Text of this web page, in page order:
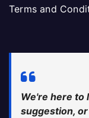
Terms and
We're here to
suggestion,